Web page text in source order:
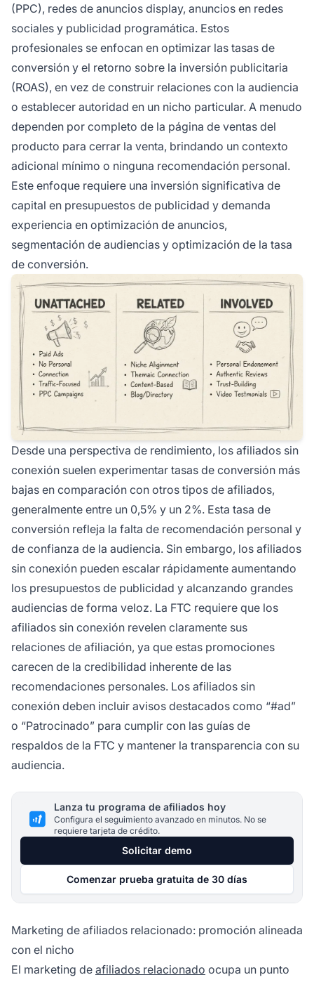
(PPC), redes de anuncios display, anuncios en redes
sociales y publicidad programática. Estos
profesionales se enfocan en optimizar las tasas de
conversión y el retorno sobre la inversión publicitaria
(ROAS), en vez de construir relaciones con la audiencia
o establecer autoridad en un nicho particular. A menudo
dependen por completo de la página de ventas del
producto para cerrar la venta, brindando un contexto
adicional mínimo o ninguna recomendación personal.
Este enfoque requiere una inversión significativa de
capital en presupuestos de publicidad y demanda
experiencia en optimización de anuncios,
segmentación de audiencias y optimización de la tasa
de conversión.
Desde una perspectiva de rendimiento, los afiliados sin
conexión suelen experimentar tasas de conversión más
bajas en comparación con otros tipos de afiliados,
generalmente entre un 0,5% y un 2%. Esta tasa de
conversión refleja la falta de recomendación personal y
de confianza de la audiencia. Sin embargo, los afiliados
sin conexión pueden escalar rápidamente aumentando
los presupuestos de publicidad y alcanzando grandes
audiencias de forma veloz. La FTC requiere que los
afiliados sin conexión revelen claramente sus
relaciones de afiliación, ya que estas promociones
carecen de la credibilidad inherente de las
recomendaciones personales. Los afiliados sin
conexión deben incluir avisos destacados como “#ad”
o “Patrocinado” para cumplir con las guías de
respaldos de la FTC y mantener la transparencia con su
audiencia.
Lanza tu programa de afiliados hoy
Configura el seguimiento avanzado en minutos. No se
requiere tarjeta de crédito.
Solicitar demo
Comenzar prueba gratuita de 30 días
Marketing de afiliados relacionado: promoción alineada
con el nicho
El marketing de afiliados relacionado ocupa un punto